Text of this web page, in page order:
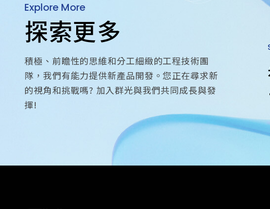
Explore More
探索更多
積極、前瞻性的思維和分工細緻的工程技術團
隊，我們有能力提供新產品開發。您正在尋求新
的視角和挑戰嗎? 加入群光與我們共同成長與發
揮!